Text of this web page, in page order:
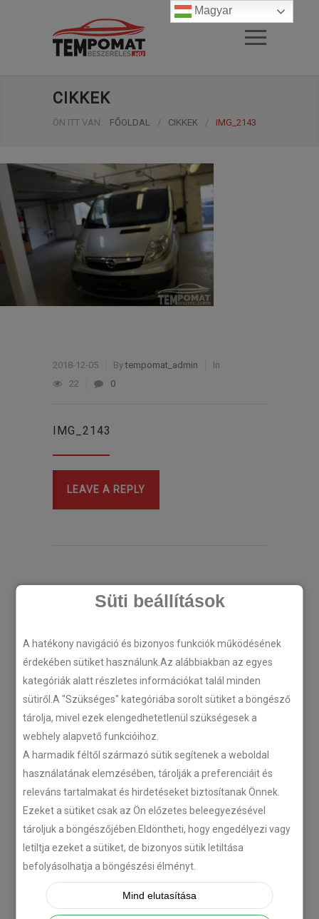
Süti beállítások
A hatékony navigáció és bizonyos funkciók működésének
érdekében sütiket használunk.Az alábbiakban az egyes
kategóriák alatt részletes információkat talál minden
sütiről.A "Szükséges" kategóriába sorolt sütiket a böngésző
tárolja, mivel ezek elengedhetetlenül szükségesek a
webhely alapvető funkcióihoz.
A harmadik féltől származó sütik segítenek a weboldal
használatának elemzésében, tárolják a preferenciáit és
releváns tartalmakat és hirdetéseket biztosítanak Önnek.
Ezeket a sütiket csak az Ön előzetes beleegyezésével
tároljuk a böngészőjében.Eldöntheti, hogy engedélyezi vagy
letiltja ezeket a sütiket, de bizonyos sütik letiltása
befolyásolhatja a böngészési élményt.
Mind elutasítása
CIKKEK
ÖN ITT VAN: FŐOLDAL / CIKKEK / IMG_2143
2018-12-05 Bytempomat_admin
In
22
0
IMG_2143
LEAVE A REPLY
LEGÚJABB CIKKEK
Plug’n’Play tempomat ISUZU
N-szériás teherautókhoz
2018-07-26
Tempomat beszerelés
Citroën C-Zero tempomat
beszerelés
2018-02-14
Magyar